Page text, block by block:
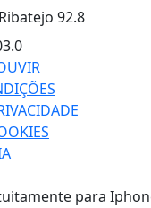
92.8
para